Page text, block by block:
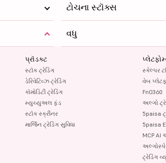
ટોચના સ્ટૉક્સ
પ્રૉડક્ટ
સ્ટૉક ટ્રેડિંગ
ડેરિવેટિવ્ઝ ટ્રેડિંગ
કૉમોડિટી ટ્રેડિંગ
મ્યુચ્યુઅલ ફંડ
સ્ટૉક સ્ક્રીનર
માર્જિન ટ્રેડિંગ સુવિધા
સ્કેલ્પર
વેબ
FnO360
અલ્ગો
5paisa
5paisa
MCP AI
ટ્રેડિંગ વ્યૂ
વધુ